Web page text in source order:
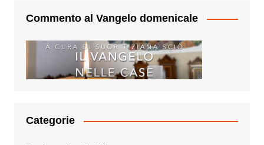
Commento al Vangelo domenicale
Categorie